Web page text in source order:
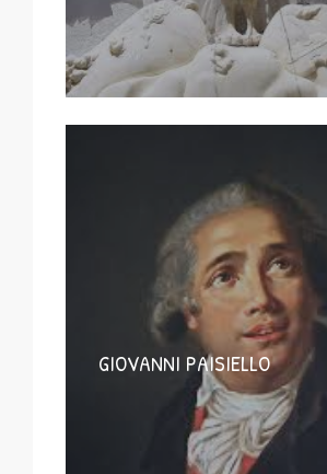
GIOVANNI PAISIELLO